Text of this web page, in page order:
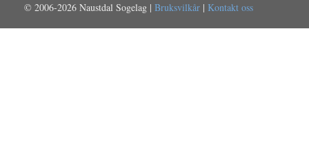
© 2006-2026 Naustdal Sogelag | Bruksvilkår | Kontakt oss